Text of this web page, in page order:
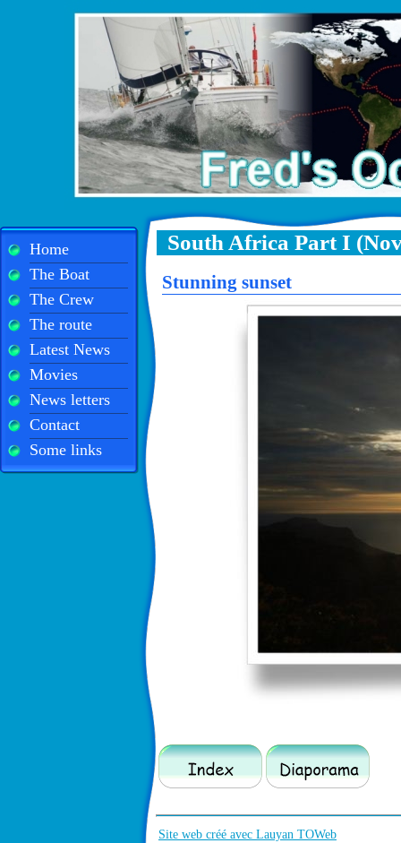
Home
The Boat
The Crew
The route
Latest News
Movies
News letters
Contact
Some links
South Africa Part I
Stunning sunset
Site web créé avec Lauyan TOWeb